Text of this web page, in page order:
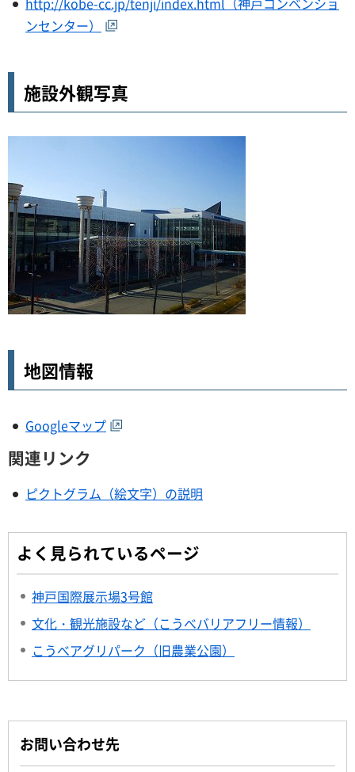
ンセンター）
施設外観写真
地図情報
Googleマップ
関連リンク
ピクトグラム（絵文字）の説明
よく見られているページ
神戸国際展示場3号館
文化・観光施設など（こうべバリアフリー情報）
こうべアグリパーク（旧農業公園）
お問い合わせ先